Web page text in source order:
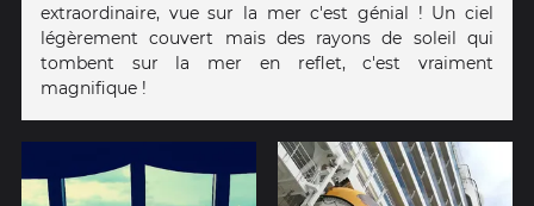
extraordinaire, vue sur la mer c'est génial ! Un ciel
légèrement couvert mais des rayons de soleil qui
tombent sur la mer en reflet, c'est vraiment
magnifique !